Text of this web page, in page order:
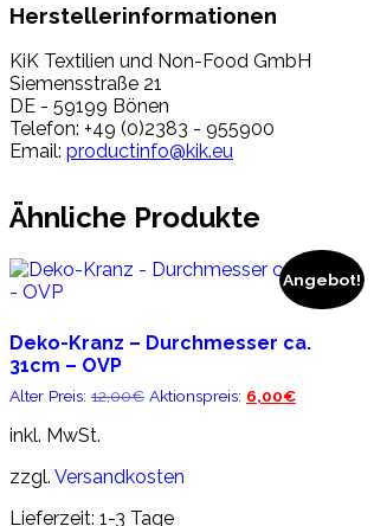
Herstellerinformationen
KiK Textilien und Non-Food GmbH
Siemensstraße 21
DE - 59199 Bönen
Telefon: +49 (0)2383 - 955900
Email: productinfo@kik.eu
Ähnliche Produkte
Angebot!
Deko-Kranz – Durchmesser ca.
31cm – OVP
Alter Preis: 12,00€ Ursprünglicher
Aktionspreis: 6,00€Aktueller
inkl. MwSt.
zzgl. Versandkosten
Lieferzeit: 1-3 Tage